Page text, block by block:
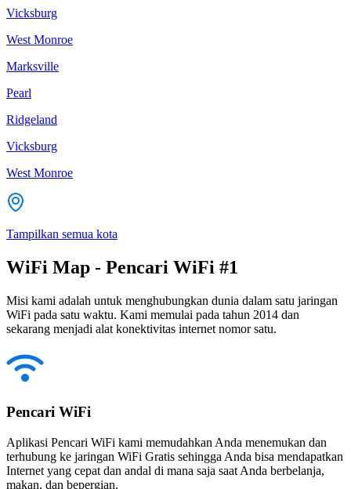
Vicksburg
West Monroe
Marksville
Pearl
Ridgeland
Vicksburg
West Monroe
Tampilkan semua kota
WiFi Map - Pencari WiFi #1
Misi kami adalah untuk menghubungkan dunia dalam satu jaringan
WiFi pada satu waktu. Kami memulai pada tahun 2014 dan
sekarang menjadi alat konektivitas internet nomor satu.
Pencari WiFi
Aplikasi Pencari WiFi kami memudahkan Anda menemukan dan
terhubung ke jaringan WiFi Gratis sehingga Anda bisa mendapatkan
Internet yang cepat dan andal di mana saja saat Anda berbelanja,
makan, dan bepergian.